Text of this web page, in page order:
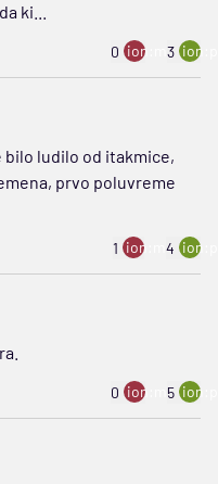
ki...
0 ion:minus
3
bilo ludilo od itakmice,
prvo poluvreme
1 ion:minus
4
0 ion:minus
5